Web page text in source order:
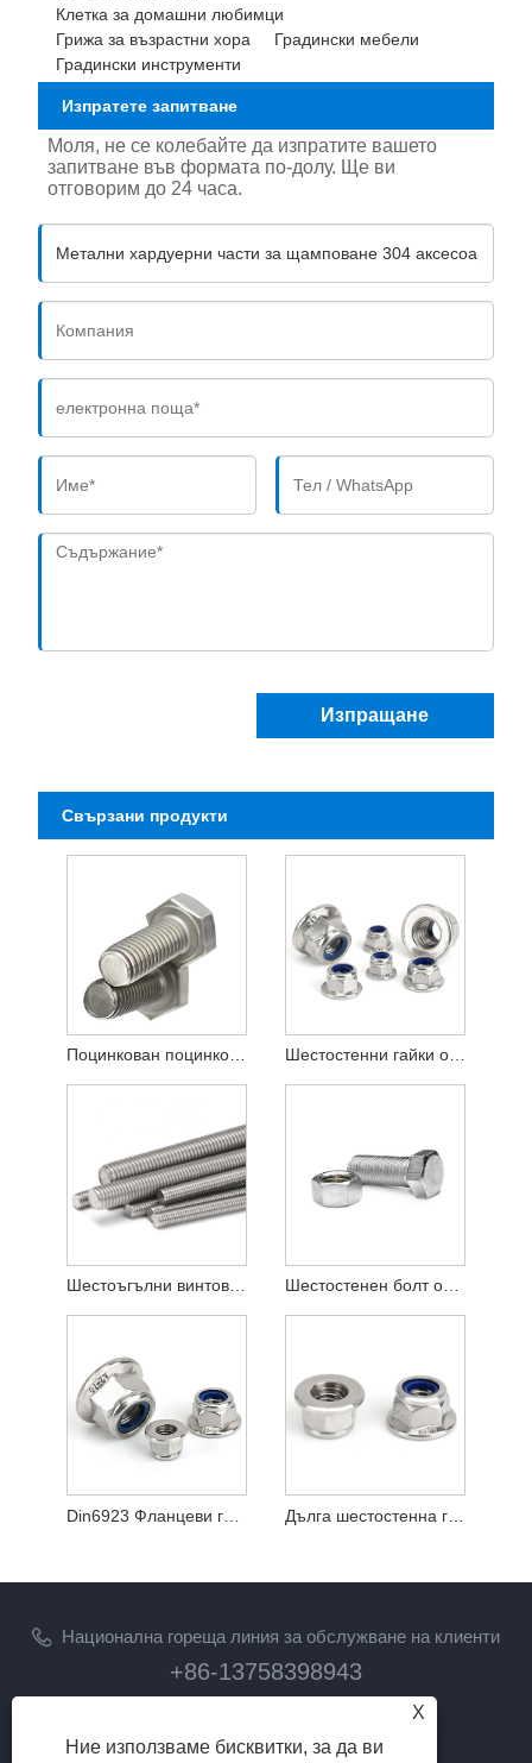
Клетка за домашни любимци
Грижа за възрастни хора
Градински мебели
Градински инструменти
Изпратете запитване
Моля, не се колебайте да изпратите вашето
запитване във формата по-долу. Ще ви
отговорим до 24 часа.
Изпращане
Свързани продукти
Поцинкован поцинкован шестостенен болт DIN931 Шестостенни гайки от въглеродна стомана DIN934, поцинковани клас 8.8
Шестоъгълни винтове DIN931 Неръждаема стомана Шестостенен болт от черна въглеродна стомана с висока якост 12.9
Din6923 Фланцеви гайки Алуминиева легирана стомана M6 Дълга шестостенна гайка Съединителна гайка DIN 6334 Стандарт M6
Национална гореща линия за обслужване на клиенти
+86-13758398943
lilyz@junmetal.com
X
Ние използваме бисквитки, за да ви